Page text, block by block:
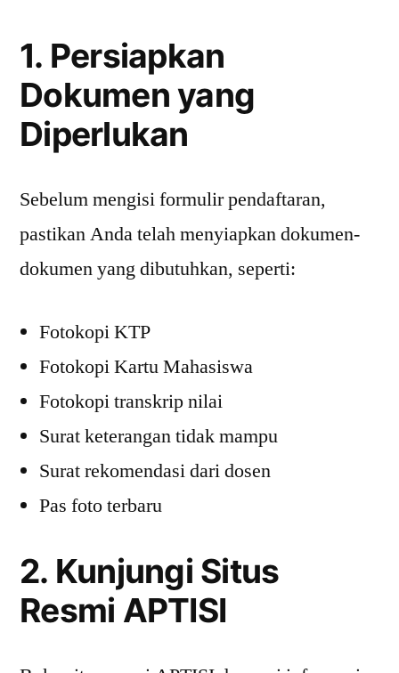
1. Persiapkan
Dokumen yang
Diperlukan
Sebelum mengisi formulir pendaftaran,
pastikan Anda telah menyiapkan dokumen-
dokumen yang dibutuhkan, seperti:
Fotokopi KTP
Fotokopi Kartu Mahasiswa
Fotokopi transkrip nilai
Surat keterangan tidak mampu
Surat rekomendasi dari dosen
Pas foto terbaru
2. Kunjungi Situs
Resmi APTISI